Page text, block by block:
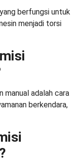
berfungsi untuk
menjadi torsi
manual adalah cara
berkendara,